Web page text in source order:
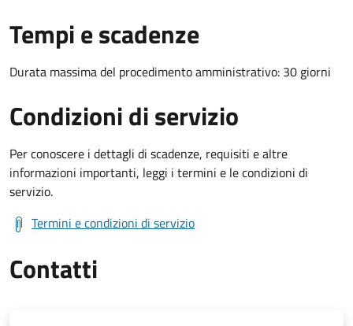
Tempi e scadenze
Durata massima del procedimento amministrativo: 30 giorni
Condizioni di servizio
Per conoscere i dettagli di scadenze, requisiti e altre
informazioni importanti, leggi i termini e le condizioni di
servizio.
Termini e condizioni di servizio
Contatti